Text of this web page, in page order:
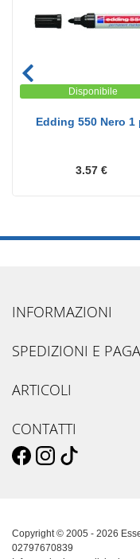
Disponibile
Edding 550 Nero 1
3.57 €
INFORMAZIONI
SPEDIZIONI E
ARTICOLI
CONTATTI
Copyright © 2005 - 2026
02797670839